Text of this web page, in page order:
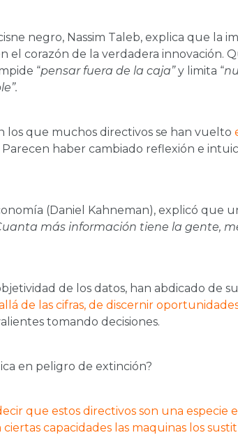
negro, Nassim Taleb, explica que la
el corazón de la verdadera innovación.
“pensar fuera de la caja”y limita “
los que muchos directivos se han vuelto
Parecen haber cambiado reflexión e
(Daniel Kahneman), explicó que
más información tiene la gente,
de los datos, han abdicado de
de las cifras, de discernir
tomando decisiones.
en peligro de extinción?
que estos directivos son una especie
capacidades las maquinas los